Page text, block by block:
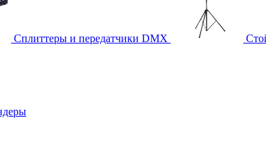
Сплиттеры и передатчики DMX